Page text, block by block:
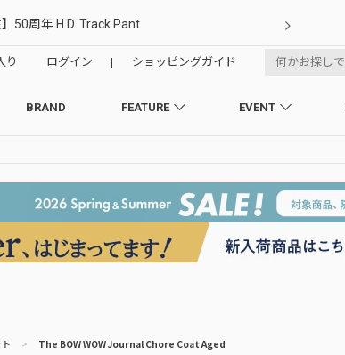
】50周年 H.D. Track Pant
BRAND FEATURE EVENT
り ログイン | ショッピングガイド
> The BOW WOW Journal Chore Coat Aged